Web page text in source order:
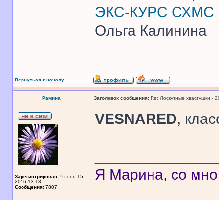
ЭКС-КУРС СХМС
Ольга Калинина
Вернуться к началу
Рамина Заголовок сообщения: Re: Лоскутные хвастушки -
Зарегистрирован: Чт сен 15,
2016 13:13
Сообщения: 7807
VESNARED,
Я Марина, со